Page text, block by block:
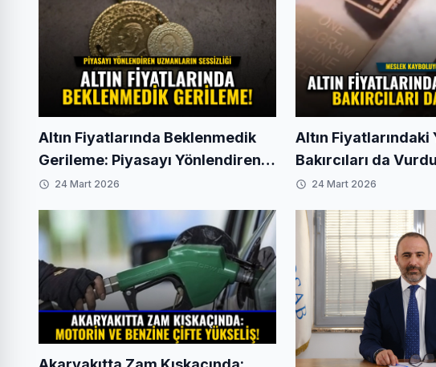
Altın Fiyatlarında Beklenmedik
Gerileme: Piyasayı Yönlendiren
Uzmanların Sessizliği
24 Mart 2026
Altın Fiyatlarındaki
Bakırcıları da
Kayboluyor
24 Mart 2026